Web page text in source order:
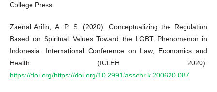
College Press.
Zaenal Arifin, A. P. S. (2020). Conceptualizing the Regulation
Based on Spiritual Values Toward the LGBT Phenomenon in
Indonesia. International Conference on Law, Economics and
Health (ICLEH 2020).
https://doi.org/https://doi.org/10.2991/assehr.k.200620.087